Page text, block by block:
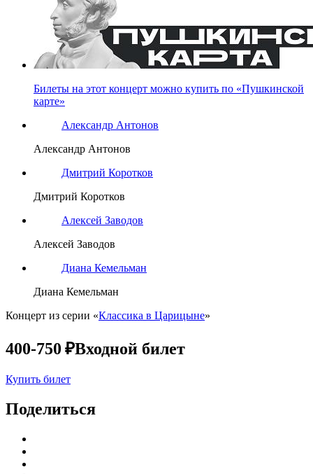
Билеты на этот концерт можно купить по «Пушкинской
карте»
Александр Антонов
Александр Антонов
Дмитрий Коротков
Дмитрий Коротков
Алексей Заводов
Алексей Заводов
Диана Кемельман
Диана Кемельман
Концерт из серии «Классика в Царицыне»
400-750 ₽Входной билет
Купить билет
Поделиться